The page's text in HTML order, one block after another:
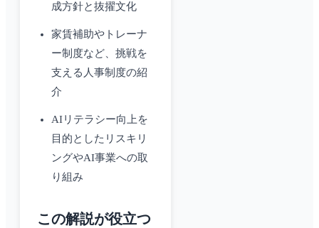
成方針と抜擢文化
家賃補助やトレーナ
ー制度など、挑戦を
支える人事制度の紹
介
AIリテラシー向上を
目的としたリスキリ
ングやAI事業への取
り組み
この解説が役立つ